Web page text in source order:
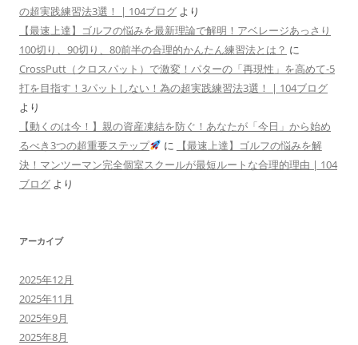
の超実践練習法3選！ | 104ブログ より
【最速上達】ゴルフの悩みを最新理論で解明！アベレージあっさり
100切り、90切り、80前半の合理的かんたん練習法とは？ に
CrossPutt（クロスパット）で激変！パターの「再現性」を高めて-5
打を目指す！3パットしない！為の超実践練習法3選！ | 104ブログ
より
【動くのは今！】親の資産凍結を防ぐ！あなたが「今日」から始め
るべき3つの超重要ステップ
に
【最速上達】ゴルフの悩みを解
決！マンツーマン完全個室スクールが最短ルートな合理的理由 | 104
ブログ より
アーカイブ
2025年12月
2025年11月
2025年9月
2025年8月